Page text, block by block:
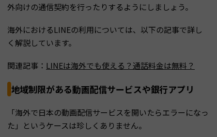
外向けの通信契約を行ったりするようにしましょう。
海外におけるLINEの利用については、以下の記事で詳し
く解説しています。
関連記事： LINEは海外でも使える？通話料金は無料？
地域制限がある動画配信サービスや銀行アプリ
「海外で日本の動画配信サービスを開いたらエラーになっ
た」というケースは珍しくありません。